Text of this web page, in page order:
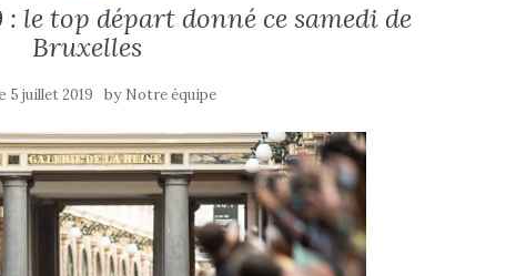
: le top départ donné ce samedi de
Bruxelles
5 juillet 2019 by Notre équipe